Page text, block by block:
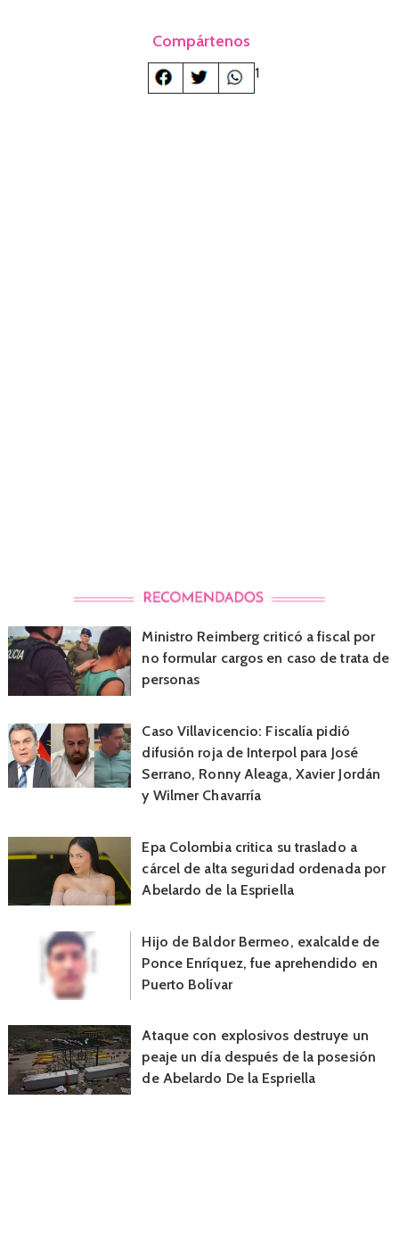
Compártenos
1
Ministro Reimberg criticó a fiscal por
no formular cargos en caso de trata de
personas
Caso Villavicencio: Fiscalía pidió
difusión roja de Interpol para José
Serrano, Ronny Aleaga, Xavier Jordán
y Wilmer Chavarría
Epa Colombia critica su traslado a
cárcel de alta seguridad ordenada por
Abelardo de la Espriella
Hijo de Baldor Bermeo, exalcalde de
Ponce Enríquez, fue aprehendido en
Puerto Bolívar
Ataque con explosivos destruye un
peaje un día después de la posesión
de Abelardo De la Espriella